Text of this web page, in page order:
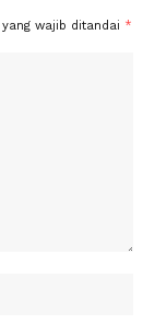
yang wajib ditandai *